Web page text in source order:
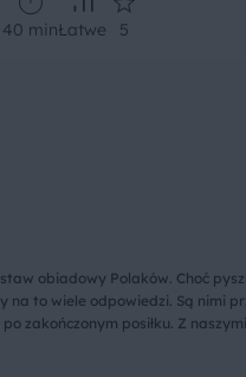
40 minŁatwe 5
obiadowy Polaków. Choć
to wiele odpowiedzi. Są nimi
zakończonym posiłku. Z